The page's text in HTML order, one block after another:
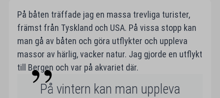
På båten träffade jag en massa trevliga turister,
främst från Tyskland och USA. På vissa stopp kan
man gå av båten och göra utflykter och uppleva
massor av härlig, vacker natur. Jag gjorde en utflykt
till Bergen och var på akvariet där.
På vintern kan man uppleva